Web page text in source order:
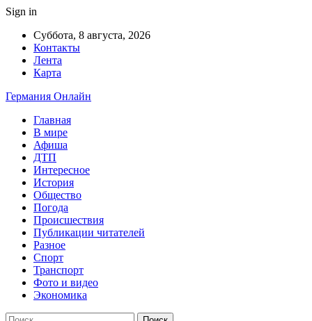
Sign in
Суббота, 8 августа, 2026
Контакты
Лента
Карта
Германия Онлайн
Главная
В мире
Афиша
ДТП
Интересное
История
Общество
Погода
Происшествия
Публикации читателей
Разное
Спорт
Транспорт
Фото и видео
Экономика